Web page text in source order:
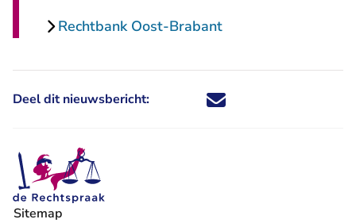
Rechtbank Oost-Brabant
Deel dit nieuwsbericht: Deel dit nieuwsbericht via X -
Deel dit nieuwsbericht via
Deel dit nieuwsbericht
Deel dit
Sitemap